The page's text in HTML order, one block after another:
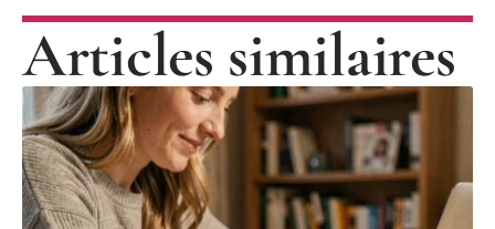
Articles similaires